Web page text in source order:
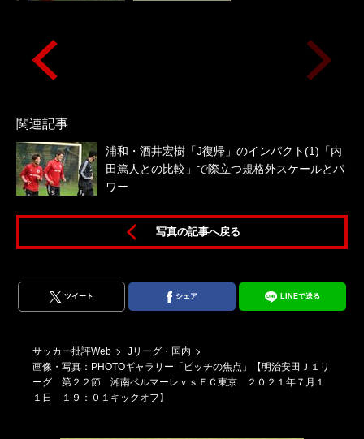
関連記事
浦和・酒井宏樹「J復帰」のインパクト(1)「内
田篤人との比較」で際立つ規格外スケールとパ
ワー
写真の記事へ戻る
ツイート シェア LINEで送る
サッカー批評Web
Jリーグ・国内
画像・写真：PHOTOギャラリー「ピッチの焦点」【明治安田Ｊ１リ
ーグ 第２２節 湘南ベルマーレｖｓＦＣ東京 ２０２１年７月１
１日 １９：０１キックオフ】